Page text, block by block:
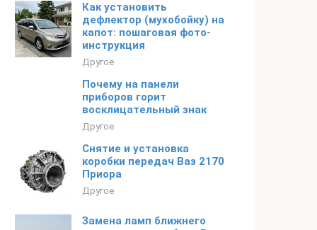
Как установить
дефлектор (мухобойку) на
капот: пошаговая фото-
инструкция
Другое
Почему на панели
приборов горит
восклицательный знак
Другое
Снятие и установка
коробки передач Ваз 2170
Приора
Другое
Замена ламп ближнего